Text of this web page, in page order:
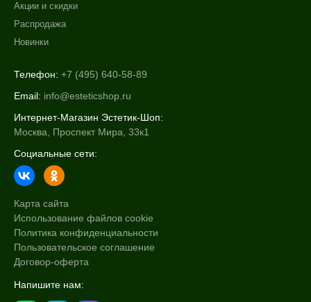
Акции и скидки
Распродажа
Новинки
Телефон: +7 (495) 640-58-89
Email: info@esteticshop.ru
Интернет-Магазин Эстетик-Шоп:
Москва, Проспект Мира, 33к1
Социальные сети:
Карта сайта
Использование файлов cookie
Политика конфиденциальности
Пользовательское соглашение
Договор-оферта
Напишите нам: